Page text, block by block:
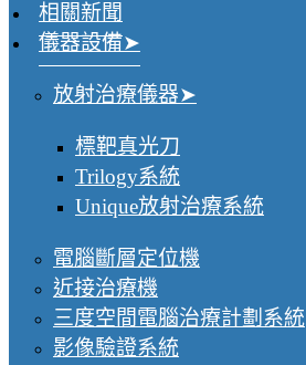
相關新聞
儀器設備
放射治療儀器
標靶真光刀
Trilogy系統
Unique放射治療系統
電腦斷層定位機
近接治療機
三度空間電腦治療計劃系統
影像驗證系統